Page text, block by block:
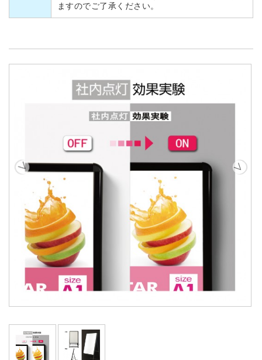
ますのでご了承ください。